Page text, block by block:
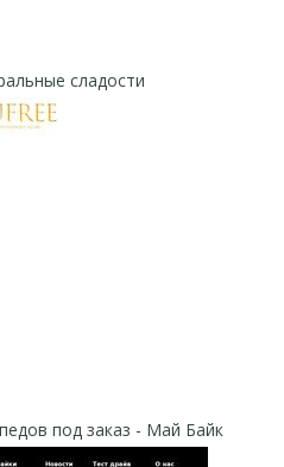
сладости
под заказ - Май Байк